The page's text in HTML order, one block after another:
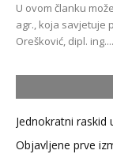
U ovom članku
agr., koja savjetuje
Orešković, dipl. ing....
Jednokratni raskid
Objavljene prve